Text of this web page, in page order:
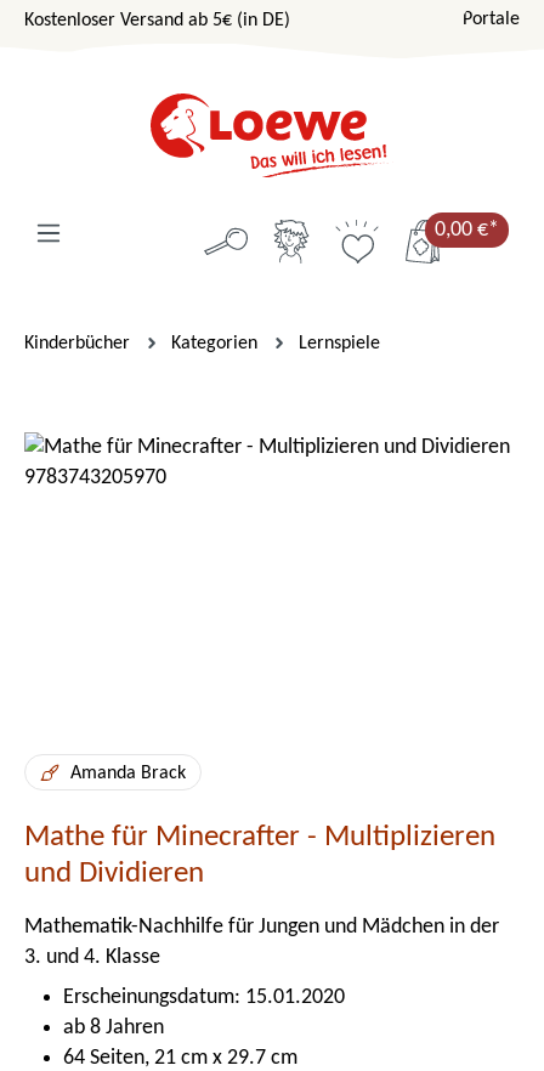
Zum Hauptinhalt springen
Kostenloser Versand ab 5€ (in DE) Portale
0,00 €*
Kinderbücher Kategorien Lernspiele
Bildergalerie überspringen
Amanda Brack
Mathe für Minecrafter - Multiplizieren
und Dividieren
Mathematik-Nachhilfe für Jungen und Mädchen in der
3. und 4. Klasse
Erscheinungsdatum: 15.01.2020
ab 8 Jahren
64 Seiten, 21 cm x 29.7 cm